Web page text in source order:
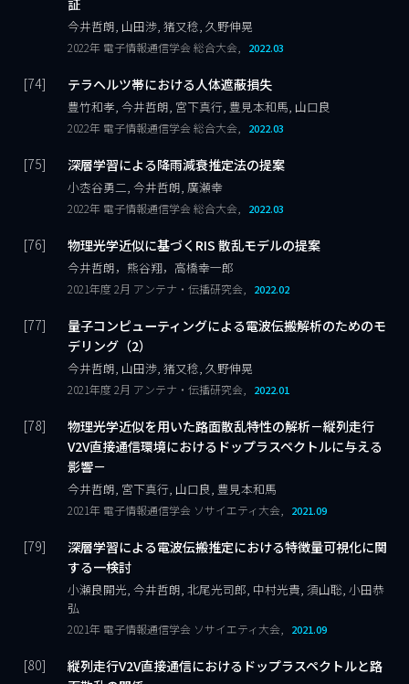
今井哲朗, 山田渉, 猪又稔, 久野伸晃
2022年 電子情報通信学会 総合大会, 2022.03
テラヘルツ帯における人体遮蔽損失
豊竹和孝, 今井哲朗, 宮下真行, 豊見本和馬, 山口良
2022年 電子情報通信学会 総合大会, 2022.03
深層学習による降雨減衰推定法の提案
小枩谷勇二, 今井哲朗, 廣瀬幸
2022年 電子情報通信学会 総合大会, 2022.03
物理光学近似に基づくRIS 散乱モデルの提案
今井哲朗，熊谷翔，高橋幸一郎
2021年度 2月 アンテナ・伝播研究会, 2022.02
量子コンピューティングによる電波伝搬解析のためのモ
デリング（2）
今井哲朗, 山田渉, 猪又稔, 久野伸晃
2021年度 2月 アンテナ・伝播研究会, 2022.01
物理光学近似を用いた路面散乱特性の解析－縦列走行
V2V直接通信環境におけるドップラスペクトルに与える
影響－
今井哲朗, 宮下真行, 山口良, 豊見本和馬
2021年 電子情報通信学会 ソサイエティ大会, 2021.09
深層学習による電波伝搬推定における特徴量可視化に関
する一検討
小瀬良開光, 今井哲朗, 北尾光司郎, 中村光貴, 須山聡, 小田恭
弘
2021年 電子情報通信学会 ソサイエティ大会, 2021.09
縦列走行V2V直接通信におけるドップラスペクトルと路